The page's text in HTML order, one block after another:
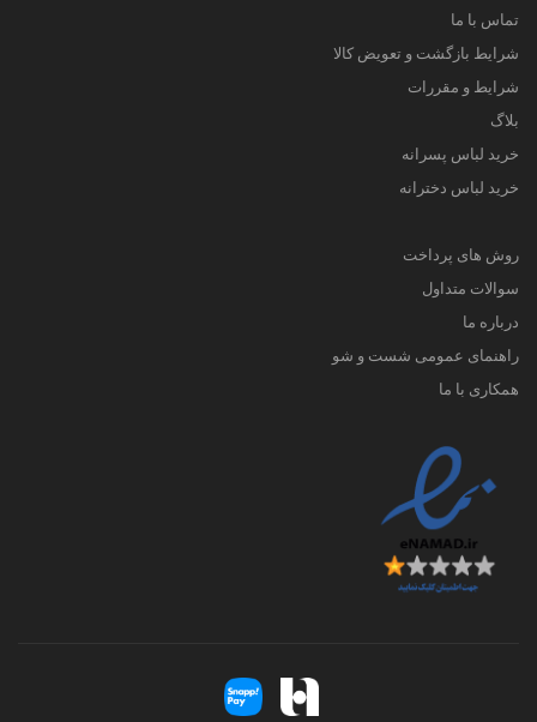
تماس با ما
شرایط بازگشت و تعویض کالا
شرایط و مقررات
بلاگ
خرید لباس پسرانه
خرید لباس دخترانه
روش های پرداخت
سوالات متداول
درباره ما
راهنمای عمومی شست و شو
همکاری با ما